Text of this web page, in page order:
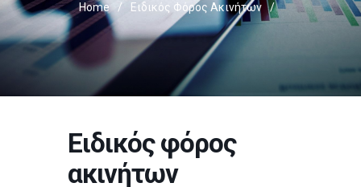
Home / Ειδικός Φόρος Ακινήτων /
Ειδικός φόρος
ακινήτων